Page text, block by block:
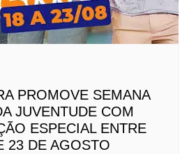
PROMOVE SEMANA
JUVENTUDE COM
ESPECIAL ENTRE
23 DE AGOSTO